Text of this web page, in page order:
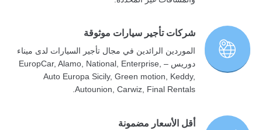
شركات تأجير سيارات موثوقة
الموردين الرائدين في مجال تأجير السيارات لدى ميناء
دوريس – EuropCar, Alamo, National, Enterprise,
Auto Europa Sicily, Green motion, Keddy,
Autounion, Carwiz, Final Rentals.
أقل الأسعار مضمونة